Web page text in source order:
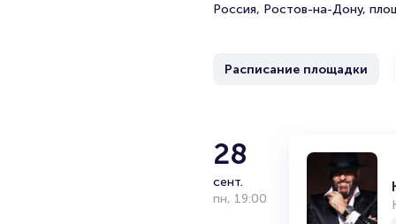
Россия, Ростов-на-Дону,
Расписание площадки
Алексей
Дата и место рождения: 15
Российский юморист,
28
сент.
пн, 19:00